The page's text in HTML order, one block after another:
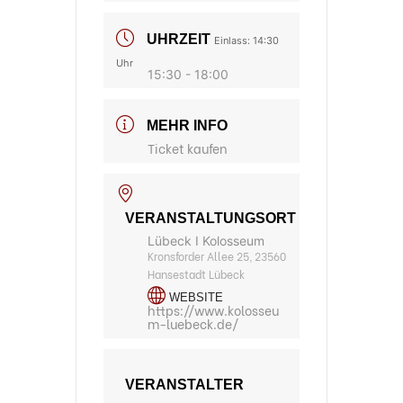
UHRZEIT Einlass: 14:30
Uhr
15:30 - 18:00
MEHR INFO
Ticket kaufen
VERANSTALTUNGSORT
Lübeck I Kolosseum
Kronsforder Allee 25, 23560
Hansestadt Lübeck
WEBSITE
https://www.kolosseu
m-luebeck.de/
VERANSTALTER